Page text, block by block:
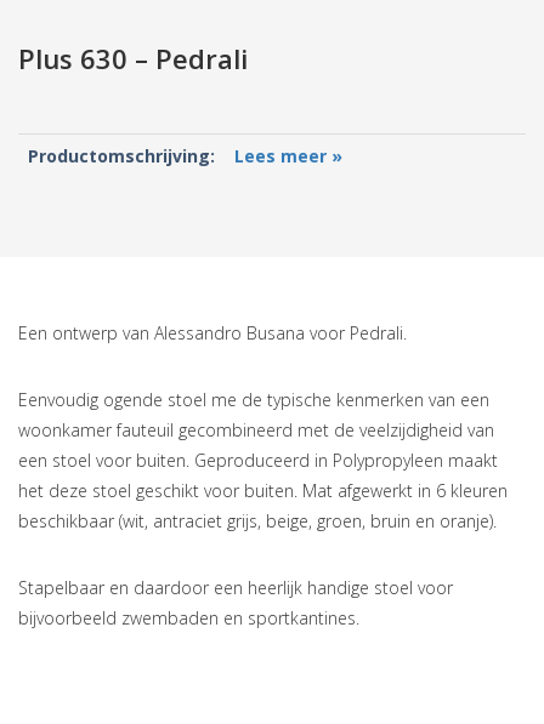
Plus 630 – Pedrali
Productomschrijving: Lees meer »
Een ontwerp van Alessandro Busana voor Pedrali.
Eenvoudig ogende stoel me de typische kenmerken van een
woonkamer fauteuil gecombineerd met de veelzijdigheid van
een stoel voor buiten. Geproduceerd in Polypropyleen maakt
het deze stoel geschikt voor buiten. Mat afgewerkt in 6 kleuren
beschikbaar (wit, antraciet grijs, beige, groen, bruin en oranje).
Stapelbaar en daardoor een heerlijk handige stoel voor
bijvoorbeeld zwembaden en sportkantines.